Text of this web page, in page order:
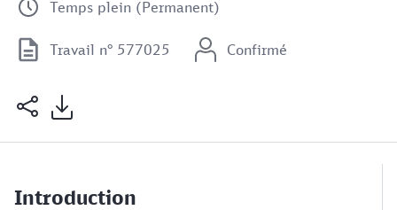
Temps plein (Permanent)
Travail n° 577025 Confirmé
Introduction